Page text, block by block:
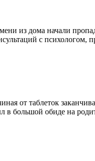
из дома начали
с психологом,
от таблеток
большой обиде на